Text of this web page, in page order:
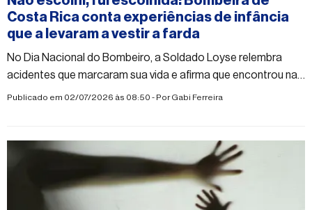
Costa Rica conta experiências de infância
que a levaram a vestir a farda
No Dia Nacional do Bombeiro, a Soldado Loyse relembra
acidentes que marcaram sua vida e afirma que encontrou na
corporação a realização de um sonho
Publicado em 02/07/2026 às 08:50 - PorGabi Ferreira